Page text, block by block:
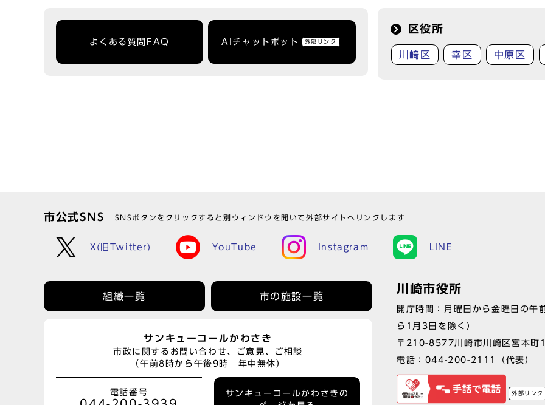
よくある質問FAQ AIチャットボット 外部リンク
区役所
川崎区 幸区 中原区
市公式SNS SNSボタンをクリックすると別ウィンドウを開いて外部サイトへリンクします
X(旧Twitter) YouTube Instagram LINE
組織一覧 市の施設一覧
サンキューコールかわさき
市政に関するお問い合わせ、ご意見、ご相談
（午前8時から午後9時 年中無休）
電話番号
サンキューコールかわさきの
川崎市役所
開庁時間：月曜日から金曜日の
ら1月3日を除く）
〒210-8577川崎市川崎区宮本町
電話： 044-200-2111 （代表）
外部リンク